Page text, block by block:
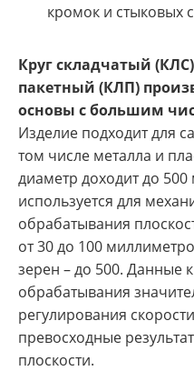
кромок и стыковых
Круг складчатый
пакетный (КЛП)
основы с большим
Изделие подходит для
том числе металла и
диаметр доходит до
используется для
обрабатывания
от 30 до 100
зерен – до 500. Данные
обрабатывания
регулирования
превосходные
плоскости.